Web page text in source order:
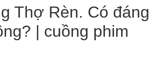
Thợ Rèn. Có đáng
| cuồng phim